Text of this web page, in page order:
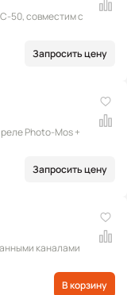
50, совместим с
Запросить цену
Photo-Mos +
Запросить цену
каналами
В корзину